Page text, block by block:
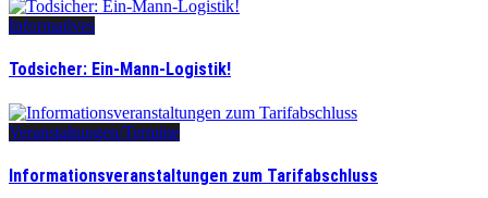
Informatives
Todsicher: Ein-Mann-Logistik!
Veranstaltungen/Termine
Informationsveranstaltungen zum Tarifabschluss